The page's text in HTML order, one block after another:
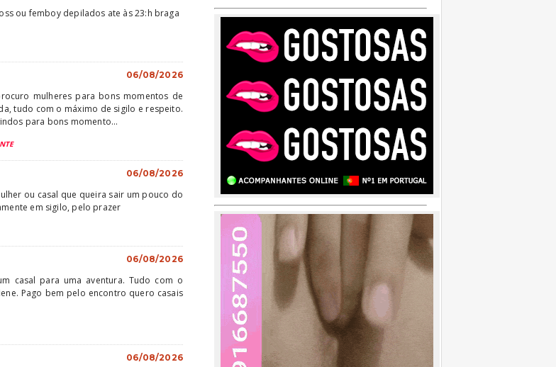
ou femboy depilados ate às 23:h braga
06/08/2026
mulheres para bons momentos de
tudo com o máximo de sigilo e respeito.
para bons momento...
06/08/2026
ou casal que queira sair um pouco do
em sigilo, pelo prazer
06/08/2026
casal para uma aventura. Tudo com o
Pago bem pelo encontro quero casais
06/08/2026